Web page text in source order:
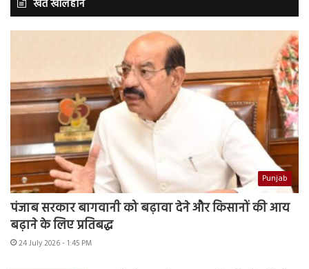
खेत खलिहान
Punjab
पंजाब सरकार बागवानी को बढ़ावा देने और किसानों की आय
बढ़ाने के लिए प्रतिबद्ध
24 July 2026 - 1:45 PM